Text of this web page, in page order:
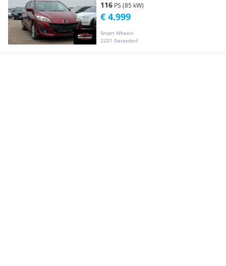
116 PS (85 kW)
Smart Wheels
2201 Gerasdorf
€ 4.999